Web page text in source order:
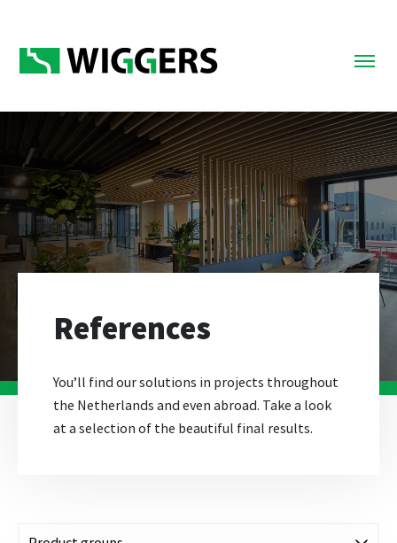
References
You’ll find our solutions in projects throughout
the Netherlands and even abroad. Take a look
at a selection of the beautiful final results.